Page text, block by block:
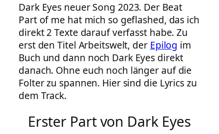
Dark Eyes neuer Song 2023. Der Beat
Part of me hat mich so geflashed, das ich
direkt 2 Texte darauf verfasst habe. Zu
erst den Titel Arbeitswelt, der Epilog im
Buch und dann noch Dark Eyes direkt
danach. Ohne euch noch länger auf die
Folter zu spannen. Hier sind die Lyrics zu
dem Track.
Erster Part von Dark Eyes